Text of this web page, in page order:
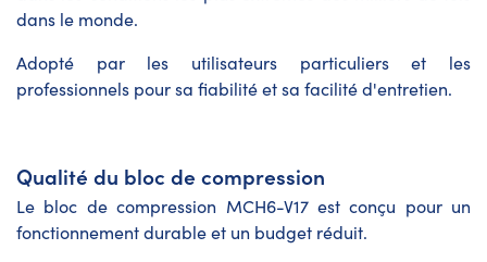
dans le monde.
Adopté par les utilisateurs particuliers et les
professionnels pour sa fiabilité et sa facilité d'entretien.
Qualité du bloc de compression
Le bloc de compression MCH6-V17 est conçu pour un
fonctionnement durable et un budget réduit.